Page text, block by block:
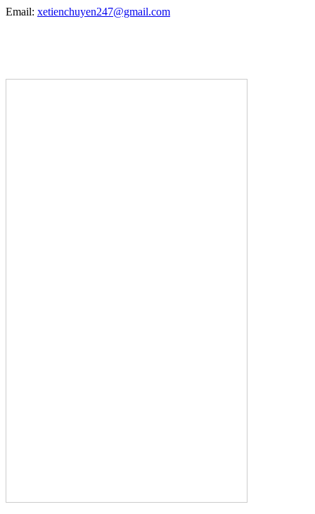
Email: xetienchuyen247@gmail.com